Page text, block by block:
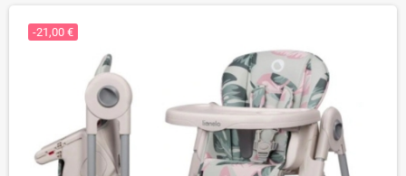
-21,00 €